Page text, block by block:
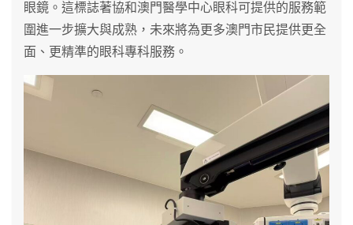
眼鏡。這標誌著協和澳門醫學中心眼科可提供的服務範
圍進一步擴大與成熟，未來將為更多澳門市民提供更全
面、更精準的眼科專科服務。